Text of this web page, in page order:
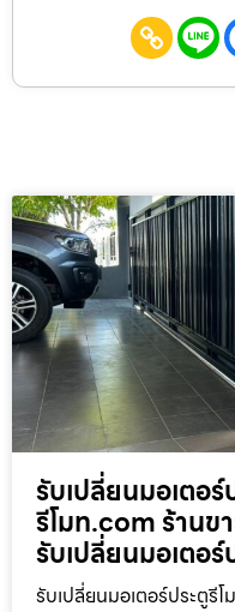
รับเปลี่ยนมอเตอร์
รีโมท.com ร้านข
รับเปลี่ยนมอเตอ
รับเปลี่ยนมอเตอร์ประตูรี